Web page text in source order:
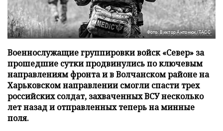
Фото: Виктор Антонюк/ТАСС
Военнослужащие группировки войск «Север» за
прошедшие сутки продвинулись по ключевым
направлениям фронта и в Волчанском районе на
Харьковском направлении смогли спасти трех
российских солдат, захваченных ВСУ несколько
лет назад и отправленных теперь на минные
поля.